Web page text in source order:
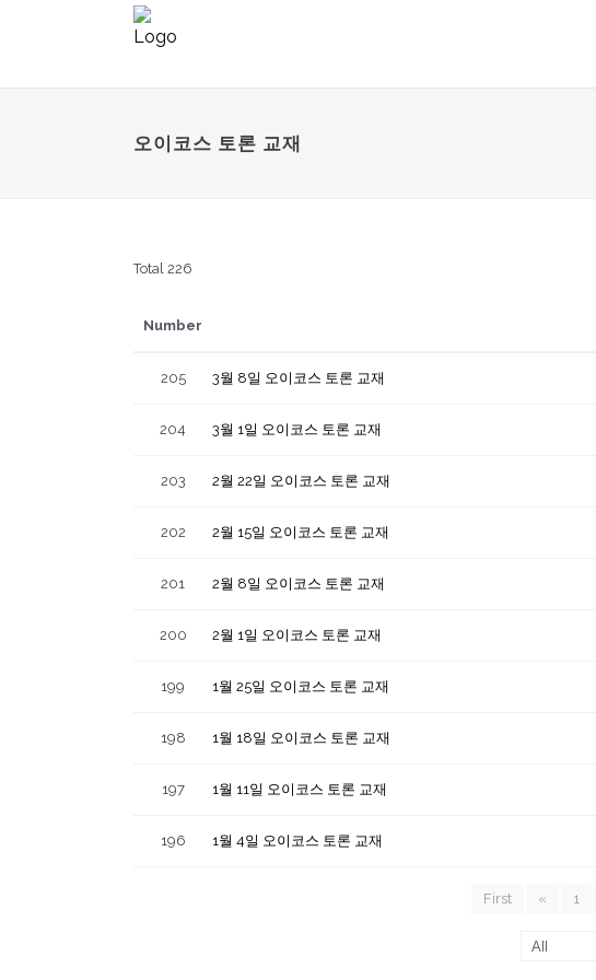
오이코스 토론 교재
Total 226
Number
205 3월 8일 오이코스 토론 교재
204 3월 1일 오이코스 토론 교재
203 2월 22일 오이코스 토론 교재
202 2월 15일 오이코스 토론 교재
201 2월 8일 오이코스 토론 교재
200 2월 1일 오이코스 토론 교재
199 1월 25일 오이코스 토론 교재
198 1월 18일 오이코스 토론 교재
197 1월 11일 오이코스 토론 교재
196 1월 4일 오이코스 토론 교재
First « 1